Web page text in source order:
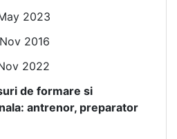
2023
2016
2022
de formare si
antrenor, preparator